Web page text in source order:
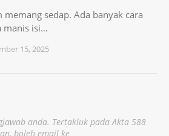
sedap. Ada banyak cara
manis isi…
15, 2025
anda. Tertakluk pada Akta 588
boleh email ke